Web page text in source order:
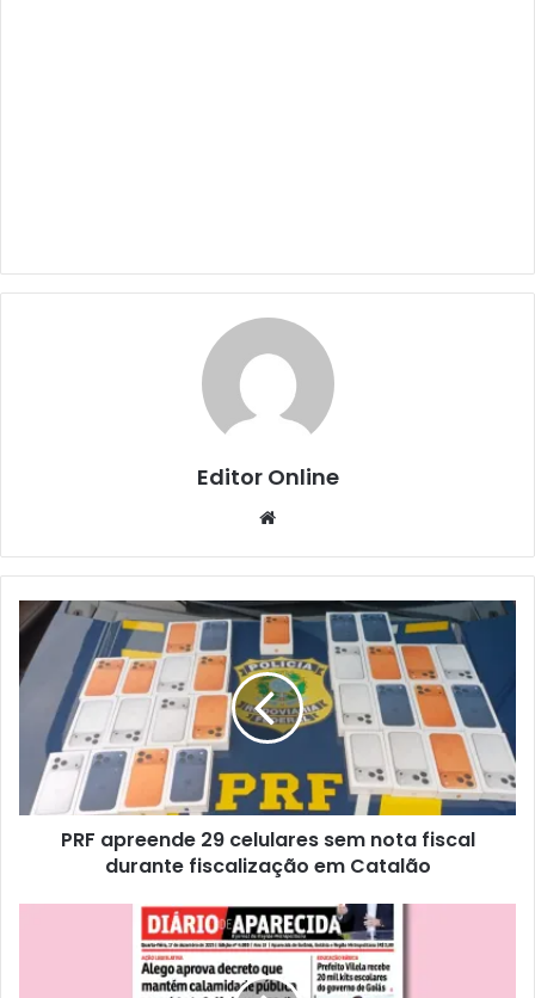
Editor Online
PRF apreende 29 celulares sem nota fiscal
durante fiscalização em Catalão